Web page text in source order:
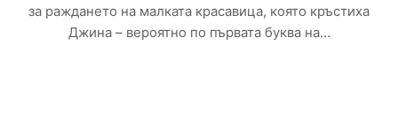
за раждането на малката красавица, която кръстиха
Джина – вероятно по първата буква на…